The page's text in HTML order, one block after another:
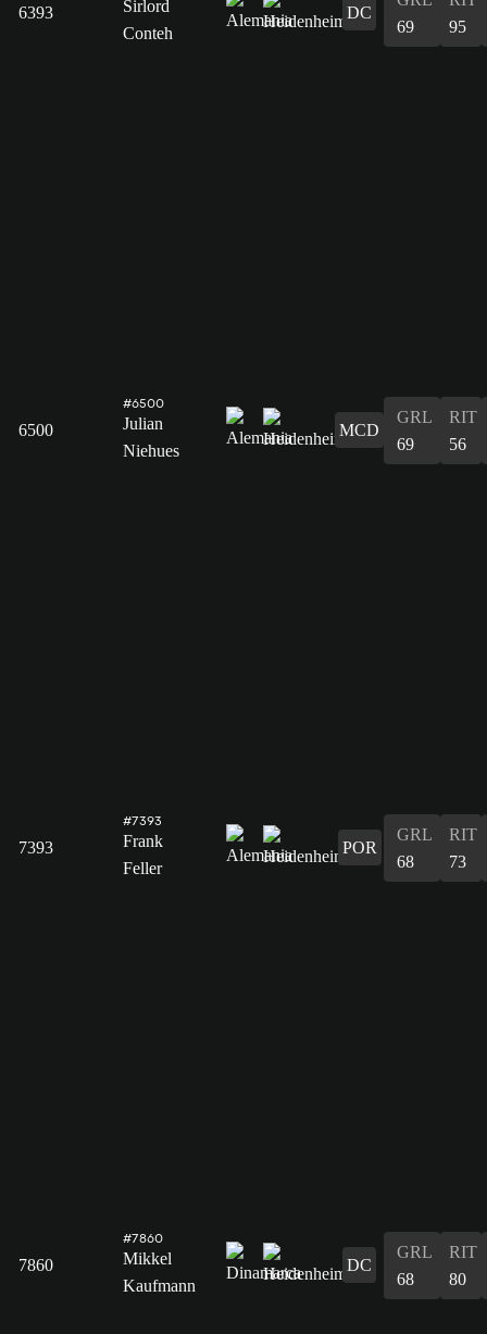
6393
Sirlord
Conteh
DC
69
95
6500
#6500
Julian
Niehues
MCD
GRL
69
RIT
56
7393
#7393
Frank
Feller
POR
GRL
68
RIT
73
7860
#7860
Mikkel
Kaufmann
DC
GRL
68
RIT
80